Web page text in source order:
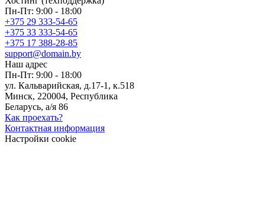
Пн-Пт: 9:00 - 18:00
+375 29 333-54-65
+375 33 333-54-65
+375 17 388-28-85
support@domain.by
Наш адрес
Пн-Пт: 9:00 - 18:00
ул. Кальварийская, д.17-1, к.518
Минск, 220004, Республика
Беларусь, а/я 86
Как проехать?
Контактная информация
Настройки cookie